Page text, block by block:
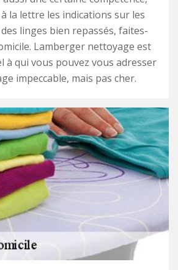
la lettre les indications sur les
linges bien repassés, faites-
Lamberger nettoyage est
à qui vous pouvez vous adresser
impeccable, mais pas cher.